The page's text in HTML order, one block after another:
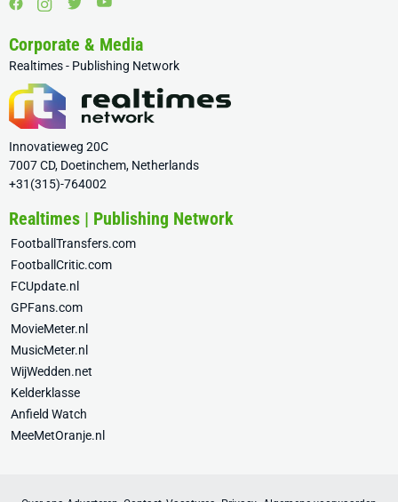
Corporate & Media
Realtimes - Publishing Network
Innovatieweg 20C
7007 CD, Doetinchem, Netherlands
+31(315)-764002
Realtimes | Publishing Network
FootballTransfers.com
FootballCritic.com
FCUpdate.nl
GPFans.com
MovieMeter.nl
MusicMeter.nl
WijWedden.net
Kelderklasse
Anfield Watch
MeeMetOranje.nl